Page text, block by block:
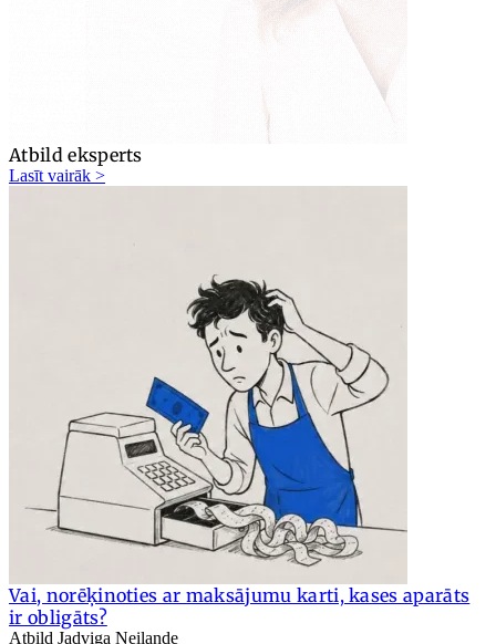
Atbild eksperts
Lasīt vairāk >
Vai, norēķinoties ar maksājumu karti, kases aparāts
ir obligāts?
Atbild Jadviga Neilande